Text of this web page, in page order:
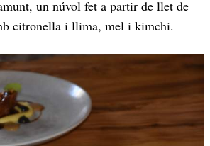
un núvol fet a partir de llet de
citronella i llima, mel i kimchi.